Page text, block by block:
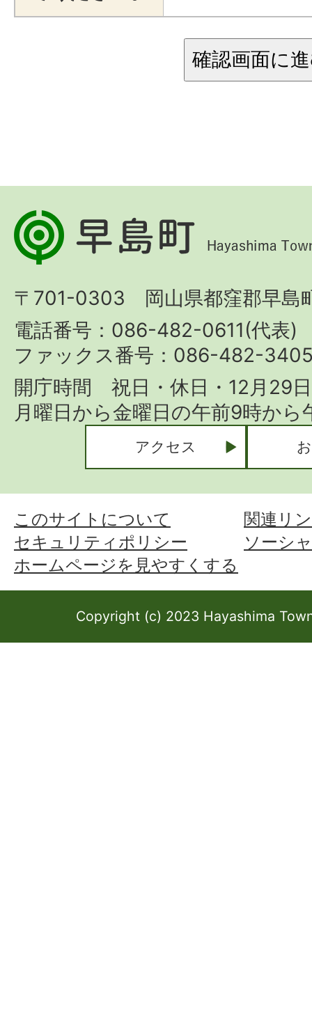
早
島
Hayashima
Town
〒701-0303 岡山県都窪郡早島
電話番号：086-482-0611(代表)
ファックス番号：086-482-
開庁時間 祝日・休日・12月29
月曜日から金曜日の午前9時か
アクセス
このサイトについて
関連リ
セキュリティポリシー
ソーシ
ホームページを見やすくする
Copyright (c) 2023 Hayashima